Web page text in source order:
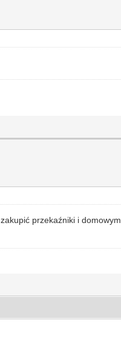
przekaźniki i